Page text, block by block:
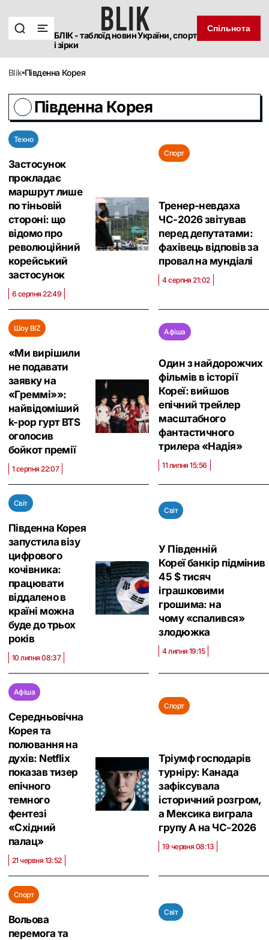
БЛІК - таблоїд новин України, спорт
і зірки
Спільнота
blik Південна Корея
Південна Корея
Техно
Застосунок
прокладає
маршрут лише
по тіньовій
стороні: що
відомо про
революційний
корейський
застосунок
6 серпня 22:49
Спорт
Тренер-невдаха
ЧС-2026 звітував
перед депутатами:
фахівець відповів за
провал на мундіалі
4 серпня 21:02
Шоу BIZ
«Ми вирішили
не подавати
заявку на
«Греммі»»:
найвідоміший
k-pop гурт BTS
оголосив
бойкот премії
1 серпня 22:07
Афіша
Один з найдорожчих
фільмів в історії
Кореї: вийшов
епічний трейлер
масштабного
фантастичного
трилера «Надія»
11 липня 15:56
Світ
Південна Корея
запустила візу
цифрового
кочівника:
працювати
віддалено в
країні можна
буде до трьох
років
10 липня 08:37
Світ
У Південній
Кореї банкір підмінив
45 $ тисяч
іграшковими
грошима: на
чому «спалився»
злодюжка
4 липня 19:15
Афіша
Середньовічна
Корея та
полювання на
духів: Netflix
показав тизер
епічного
темного
фентезі
«‎Східний
палац»
21 червня 13:52
Спорт
Тріумф господарів
турніру: Канада
зафіксувала
історичний розгром,
а Мексика виграла
групу А на ЧС-2026
19 червня 08:13
Спорт
Вольова
перемога та
Світ